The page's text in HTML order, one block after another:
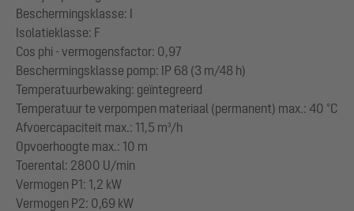
Beschermingsklasse: I
Isolatieklasse: F
Cos phi - vermogensfactor: 0,97
Beschermingsklasse pomp: IP 68 (3 m/48 h)
Temperatuurbewaking: geïntegreerd
Temperatuur te verpompen materiaal (permanent) max.: 40 °C
Afvoercapaciteit max.: 11,5 m³/h
Opvoerhoogte max.: 10 m
Toerental: 2800 U/min
Vermogen P1: 1,2 kW
Vermogen P2: 0,69 kW